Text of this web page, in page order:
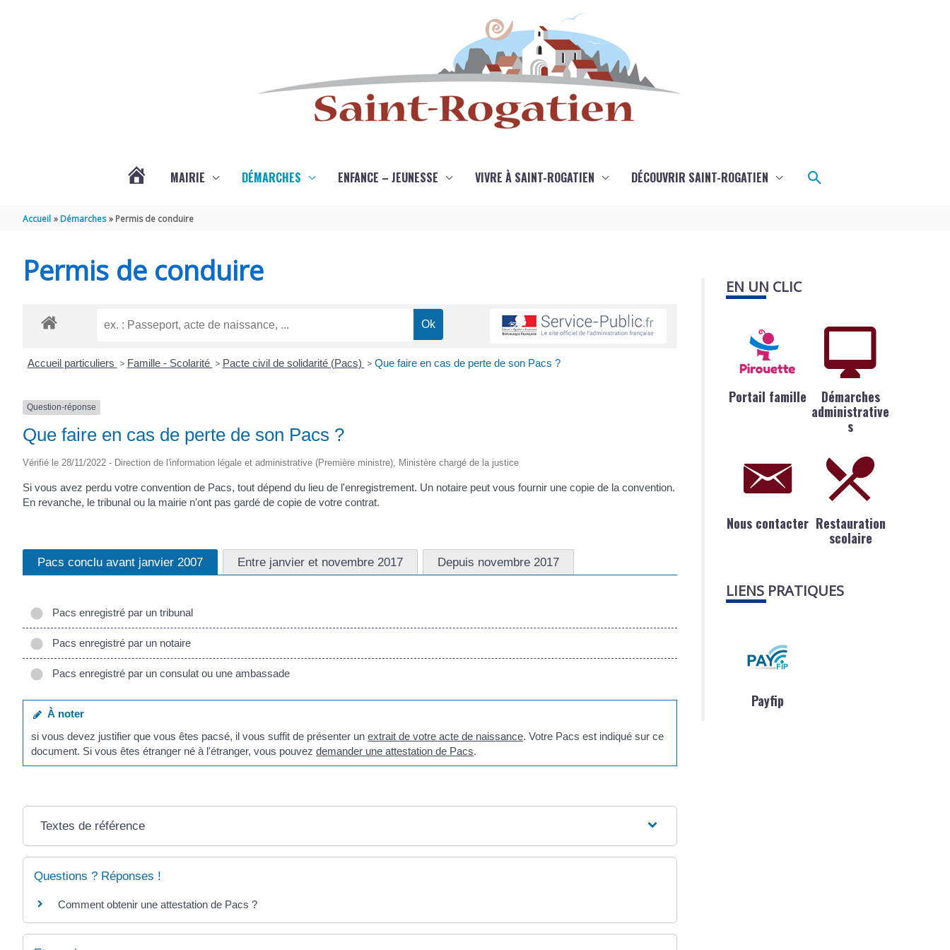
ROGATIEN
MAIRIE DÉMARCHES ENFANCE – JEUNESSE VIVRE À SAINT-ROGATIEN DÉCOUVRIR SAINT-ROGATIEN Rechercher
Accueil Démarches Permis de conduire
Permis de conduire
Accueil particuliers > Famille - Scolarité > Pacte civil de solidarité (Pacs) > Que faire en cas de perte de son Pacs ?
Question-réponse
Que faire en cas de perte de son Pacs ?
Vérifié le 28/11/2022 - Direction de l'information légale et administrative (Première ministre), Ministère chargé de la justice
Si vous avez perdu votre convention de Pacs, tout dépend du lieu de l'enregistrement. Un notaire peut vous fournir une copie de la convention.
En revanche, le tribunal ou la mairie n'ont pas gardé de copie de votre contrat.
Pacs conclu avant janvier 2007 Entre janvier et novembre 2017 Depuis novembre 2017
Pacs enregistré par un tribunal
Pacs enregistré par un notaire
Pacs enregistré par un consulat ou une ambassade
À noter
si vous devez justifier que vous êtes pacsé, il vous suffit de présenter unextrait de votre acte de naissance. Votre Pacs est indiqué sur ce
document. Si vous êtes étranger né à l'étranger, vous pouvezdemander une attestation de Pacs.
Textes de référence
Questions ? Réponses !
Comment obtenir une attestation de Pacs ?
EN UN CLIC
Portail famille
Démarches
administrative
s
Nous contacter Restauration
scolaire
LIENS PRATIQUES
Payfip